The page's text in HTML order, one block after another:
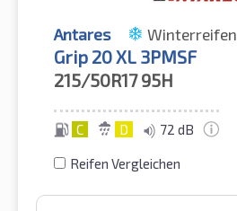
Antares Winterreifen
Grip 20 XL 3PMSF
215/50R17 95H
C D 72 dB
Reifen Vergleichen